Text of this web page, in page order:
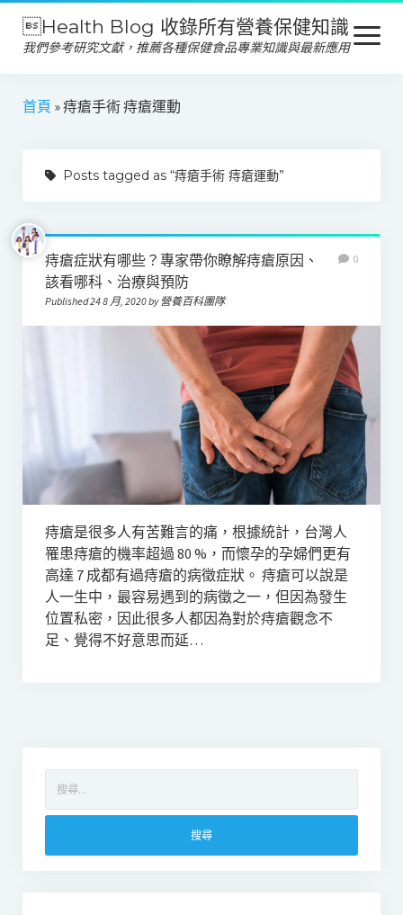
Health Blog 收錄所有營養保健知識
我們參考研究文獻，推薦各種保健食品專業知識與最新應用
open
menu
營養保健
產品推薦
心靈健康
首頁 »痔瘡手術 痔瘡運動
Posts tagged as “痔瘡手術 痔瘡運動”
痔瘡症狀有哪些？專家帶你瞭解痔瘡原因、
該看哪科、治療與預防
Published 24 8 月, 2020 by 營養百科團隊
0
痔瘡是很多人有苦難言的痛，根據統計，台灣人
罹患痔瘡的機率超過 80 %，而懷孕的孕婦們更有
高達 7 成都有過痔瘡的病徵症狀。 痔瘡可以說是
人一生中，最容易遇到的病徵之一，但因為發生
位置私密，因此很多人都因為對於痔瘡觀念不
足、覺得不好意思而延…
關
字: